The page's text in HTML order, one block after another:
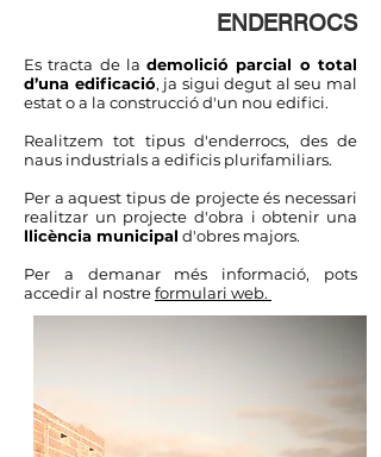
ENDERROCS
Es tracta de lademolició parcial o total
d’una edificació, ja sigui degut al seu mal
estat o a la construcció d'un nou edifici.
Realitzem tot tipus d'enderrocs, des de
naus industrials a edificis plurifamiliars.
Per a aquest tipus de projecte és necessari
realitzar un projecte d'obra i obtenir una
llicència municipal d'obres majors.
Per a demanar més informació, pots
accedir al nostreformulari web.